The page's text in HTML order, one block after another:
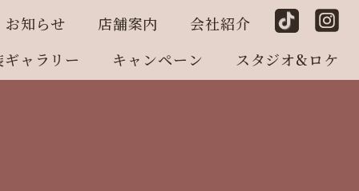
お知らせ 店舗案内
会社紹介
ャラリー
キャンペーン スタジオ&ロケ